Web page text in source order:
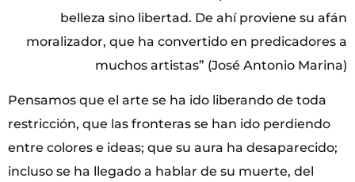
belleza sino libertad. De ahí proviene su afán
moralizador, que ha convertido en predicadores a
muchos artistas” (José Antonio Marina)
Pensamos que el arte se ha ido liberando de toda
restricción, que las fronteras se han ido perdiendo
entre colores e ideas; que su aura ha desaparecido;
incluso se ha llegado a hablar de su muerte, del